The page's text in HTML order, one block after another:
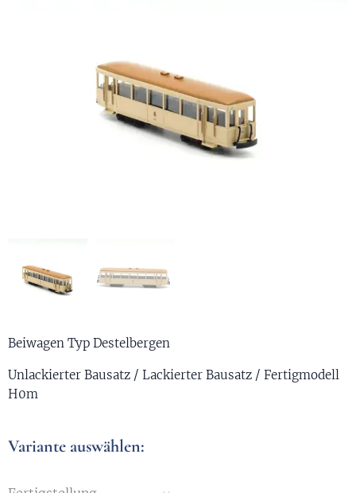
Beiwagen Typ Destelbergen
Unlackierter Bausatz / Lackierter Bausatz / Fertigmodell
H0m
Variante auswählen: